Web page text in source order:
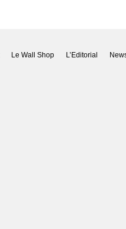
Le Wall Shop L’Editorial